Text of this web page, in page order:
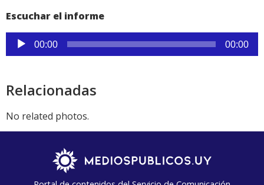
Escuchar el informe
Reproductor
de
00:00 00:00
Relacionadas
No related photos.